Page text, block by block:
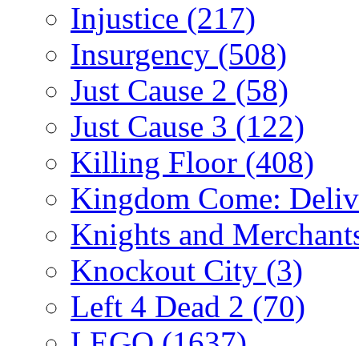
Injustice (217)
Insurgency (508)
Just Cause 2 (58)
Just Cause 3 (122)
Killing Floor (408)
Kingdom Come:
Knights and
Knockout City (3)
Left 4 Dead 2 (70)